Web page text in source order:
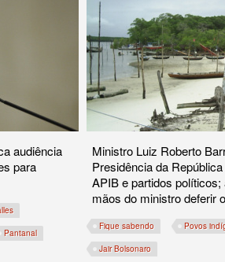
audiência
para
Pantanal
Ministro Luiz Roberto
Presidência da
APIB e partidos
mãos do ministro deferir
Fique sabendo Povos
Jair Bolsonaro